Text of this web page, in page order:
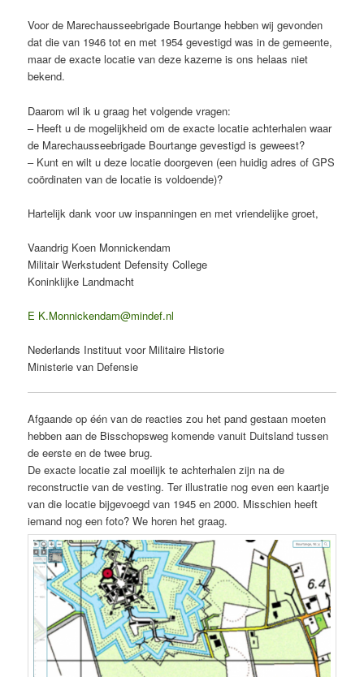
Voor de Marechausseebrigade Bourtange hebben wij gevonden
dat die van 1946 tot en met 1954 gevestigd was in de gemeente,
maar de exacte locatie van deze kazerne is ons helaas niet
bekend.
Daarom wil ik u graag het volgende vragen:
– Heeft u de mogelijkheid om de exacte locatie achterhalen waar
de Marechausseebrigade Bourtange gevestigd is geweest?
– Kunt en wilt u deze locatie doorgeven (een huidig adres of GPS
coördinaten van de locatie is voldoende)?
Hartelijk dank voor uw inspanningen en met vriendelijke groet,
Vaandrig Koen Monnickendam
Militair Werkstudent Defensity College
Koninklijke Landmacht
E K.Monnickendam@mindef.nl
Nederlands Instituut voor Militaire Historie
Ministerie van Defensie
Afgaande op één van de reacties zou het pand gestaan moeten
hebben aan de Bisschopsweg komende vanuit Duitsland tussen
de eerste en de twee brug.
De exacte locatie zal moeilijk te achterhalen zijn na de
reconstructie van de vesting. Ter illustratie nog even een kaartje
van die locatie bijgevoegd van 1945 en 2000. Misschien heeft
iemand nog een foto? We horen het graag.